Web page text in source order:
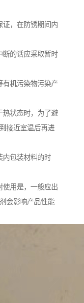
证，在防锈期间内
断的话应采取暂时
有机污染物污染产
热状态时，为了避
接近室温后再进
内包装材料的时
使用是，一般应出
会影响产品性能